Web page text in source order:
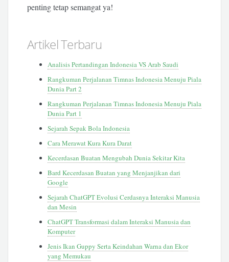
penting tetap semangat ya!
Artikel Terbaru
Analisis Pertandingan Indonesia VS Arab Saudi
Rangkuman Perjalanan Timnas Indonesia Menuju Piala
Dunia Part 2
Rangkuman Perjalanan Timnas Indonesia Menuju Piala
Dunia Part 1
Sejarah Sepak Bola Indonesia
Cara Merawat Kura Kura Darat
Kecerdasan Buatan Mengubah Dunia Sekitar Kita
Bard Kecerdasan Buatan yang Menjanjikan dari
Google
Sejarah ChatGPT Evolusi Cerdasnya Interaksi Manusia
dan Mesin
ChatGPT Transformasi dalam Interaksi Manusia dan
Komputer
Jenis Ikan Guppy Serta Keindahan Warna dan Ekor
yang Memukau